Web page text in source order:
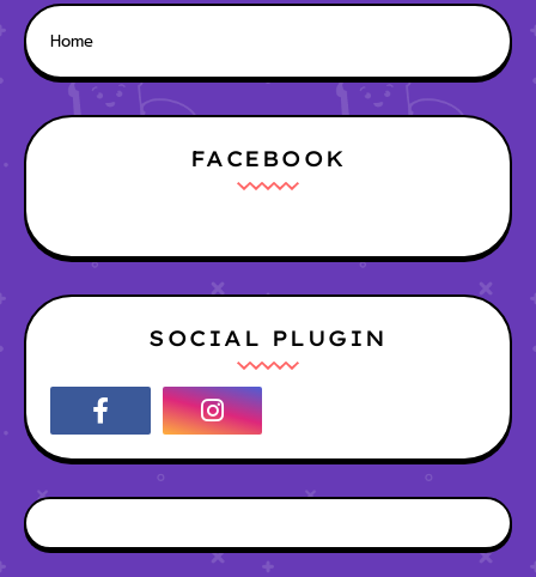
Home
FACEBOOK
SOCIAL PLUGIN